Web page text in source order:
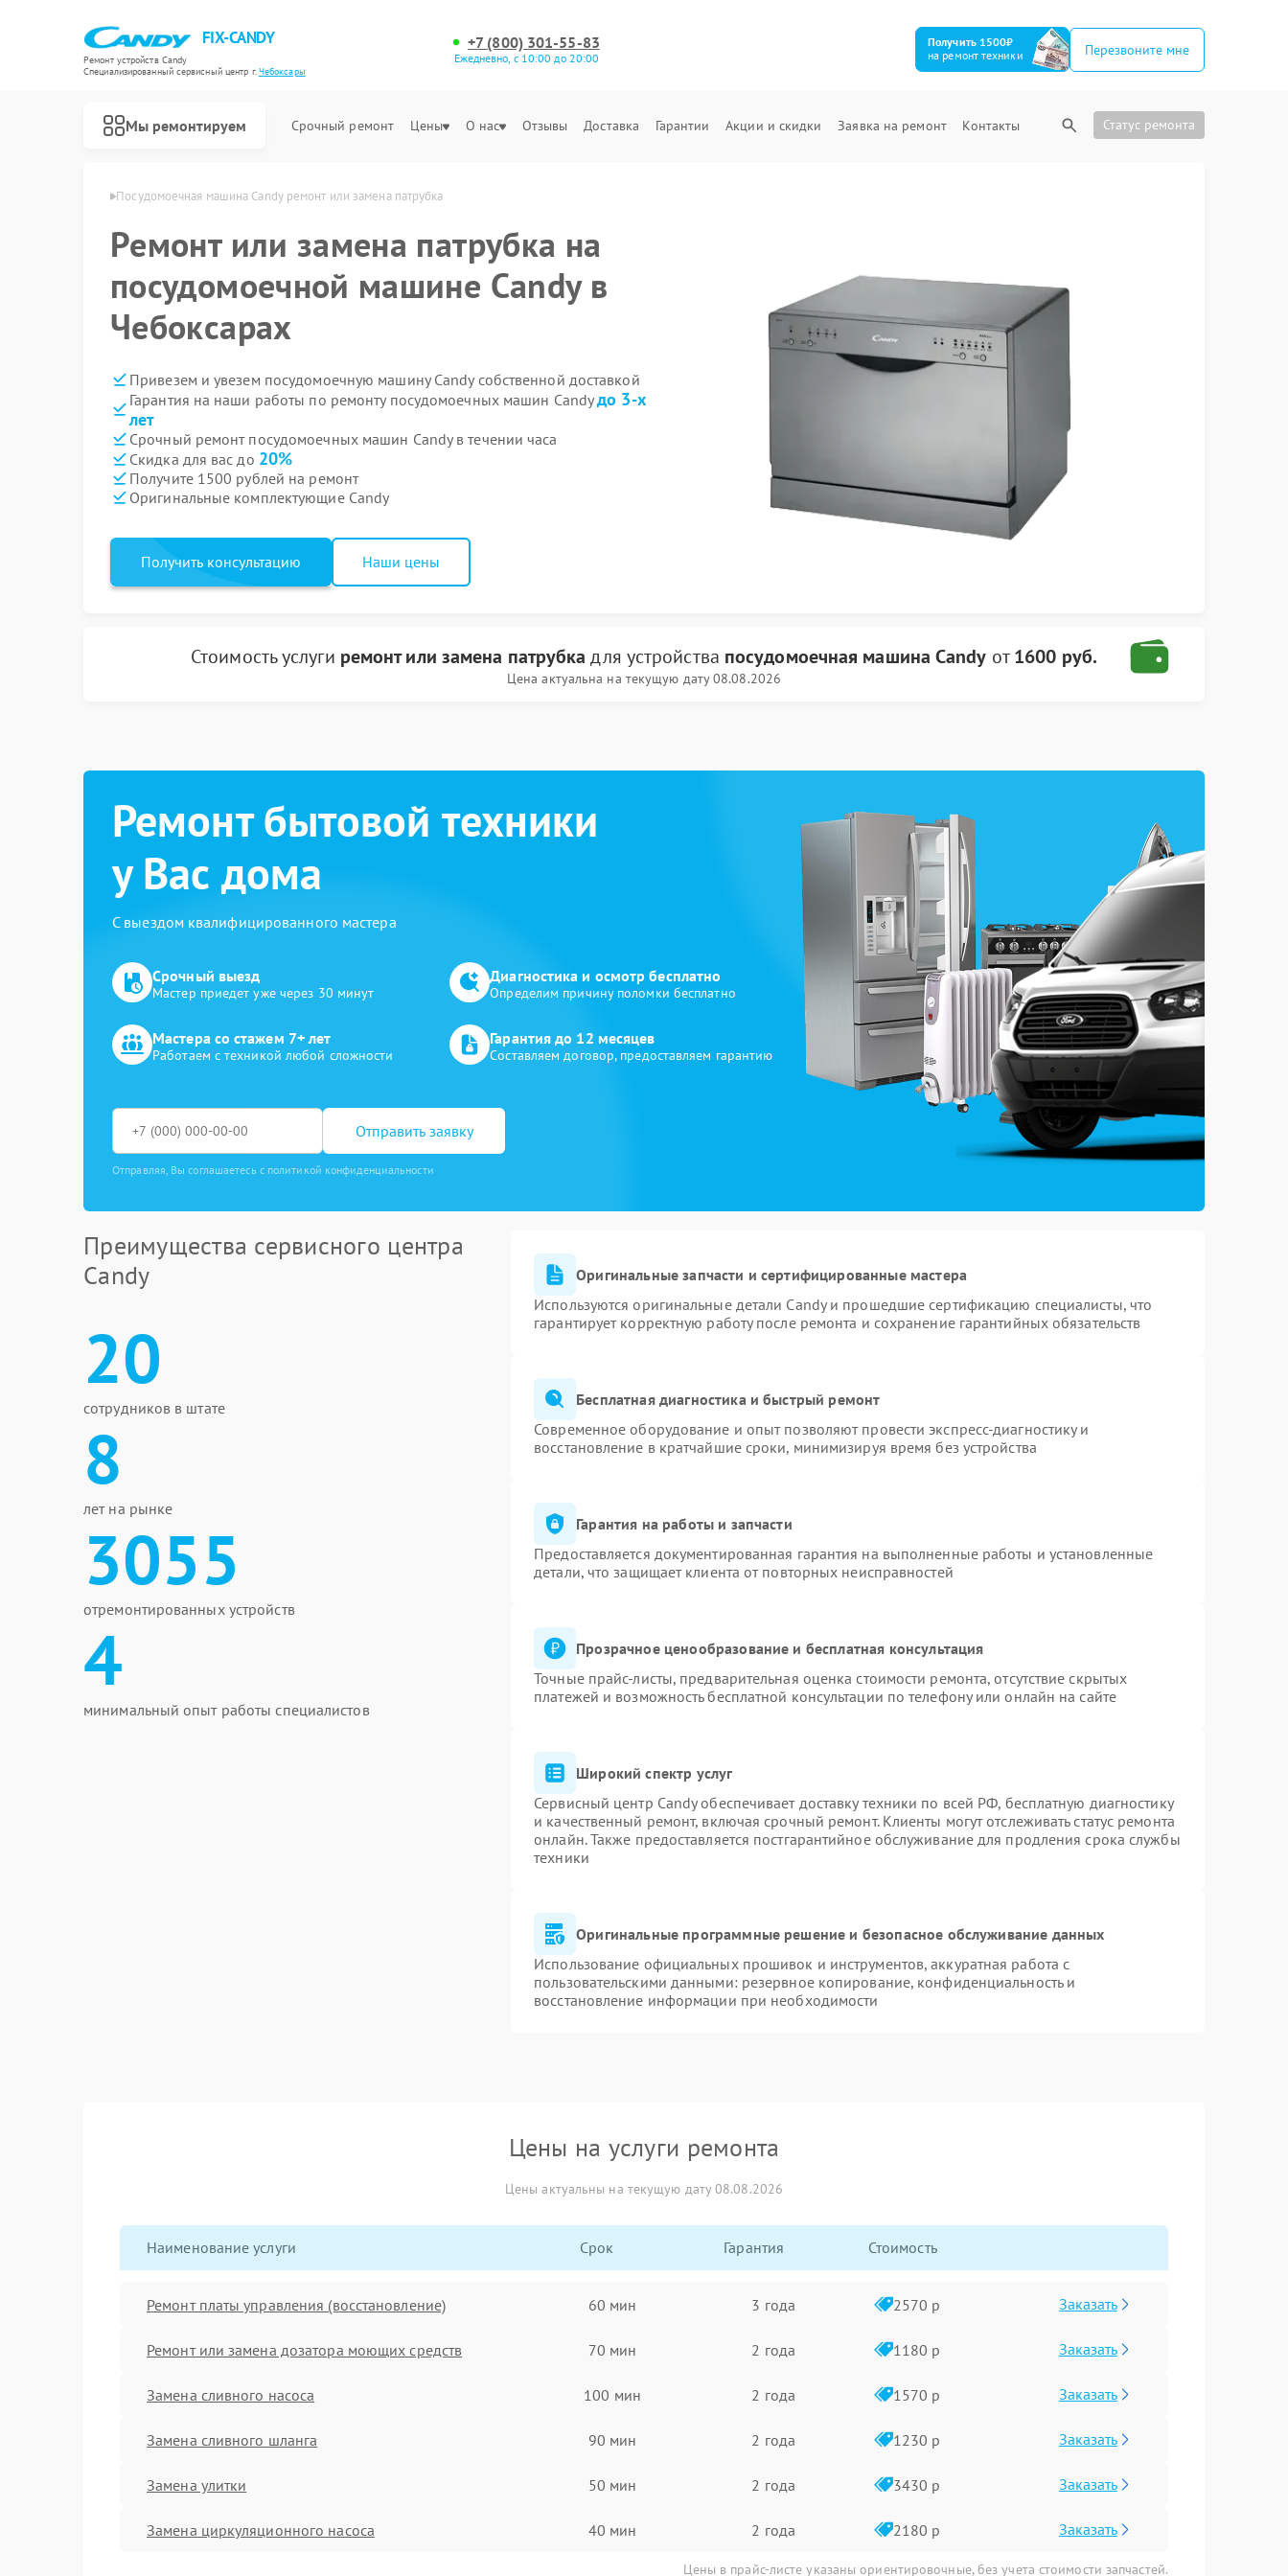
FIX-CANDY
Ремонт устройств Candy
Специализированный cервисный центр г.Чебоксары
+7 (800) 301-55-83
Ежедневно, с 10:00 до 20:00
Получить 1500₽
на ремонт техники
Перезвоните мне
Мы ремонтируем Срочный ремонт Цены О нас Отзывы Доставка Гарантии Акции и скидки Заявка на ремонт Контакты Статус ремонта
в Чебоксарах Посудомоечная машина Candy ремонт или замена патрубка
Ремонт или замена патрубка на
посудомоечной машине Candy в
Чебоксарах
Привезем и увезем посудомоечную машину Candy собственной доставкой
Гарантия на наши работы по ремонту посудомоечных машин Candyдо 3-х
лет
Срочный ремонт посудомоечных машин Candy в течении часа
Скидка для вас до 20%
Получите 1500 рублей на ремонт
Оригинальные комплектующие Candy
Получить консультацию Наши цены
Стоимость услуги ремонт или замена патрубка для устройства посудомоечная машина Candy от1600 руб.
Цена актуальна на текущую дату 08.08.2026
Ремонт бытовой техники
у Вас дома
С выездом квалифицированного мастера
Срочный выезд
Мастер приедет уже через 30 минут
Диагностика и осмотр бесплатно
Определим причину поломки бесплатно
Мастера со стажем 7+ лет
Работаем с техникой любой сложности
Гарантия до 12 месяцев
Составляем договор, предоставляем гарантию
Отправить заявку
Отправляя, Вы соглашаетесь с политикой конфиденциальности
Преимущества сервисного центра
Candy
20
сотрудников в штате
8
лет на рынке
3055
отремонтированных устройств
4
минимальный опыт работы специалистов
Оригинальные запчасти и сертифицированные мастера
Используются оригинальные детали Candy и прошедшие сертификацию специалисты, что
гарантирует корректную работу после ремонта и сохранение гарантийных обязательств
Бесплатная диагностика и быстрый ремонт
Современное оборудование и опыт позволяют провести экспресс-диагностику и
восстановление в кратчайшие сроки, минимизируя время без устройства
Гарантия на работы и запчасти
Предоставляется документированная гарантия на выполненные работы и установленные
детали, что защищает клиента от повторных неисправностей
Прозрачное ценообразование и бесплатная консультация
Точные прайс-листы, предварительная оценка стоимости ремонта, отсутствие скрытых
платежей и возможность бесплатной консультации по телефону или онлайн на сайте
Широкий спектр услуг
Сервисный центр Candy обеспечивает доставку техники по всей РФ, бесплатную диагностику
и качественный ремонт, включая срочный ремонт. Клиенты могут отслеживать статус ремонта
онлайн. Также предоставляется постгарантийное обслуживание для продления срока службы
техники
Оригинальные программные решение и безопасное обслуживание данных
Использование официальных прошивок и инструментов, аккуратная работа с
пользовательскими данными: резервное копирование, конфиденциальность и
восстановление информации при необходимости
Цены на услуги ремонта
Цены актуальны на текущую дату 08.08.2026
Наименование услуги Срок Гарантия Стоимость
Ремонт платы управления (восстановление) 60 мин 3 года 2570 р Заказать
Ремонт или замена дозатора моющих средств 70 мин 2 года 1180 р Заказать
Замена сливного насоса 100 мин 2 года 1570 р Заказать
Замена сливного шланга 90 мин 2 года 1230 р Заказать
Замена улитки 50 мин 2 года 3430 р Заказать
Замена циркуляционного насоса 40 мин 2 года 2180 р Заказать
Цены в прайс-листе указаны ориентировочные, без учета стоимости запчастей.